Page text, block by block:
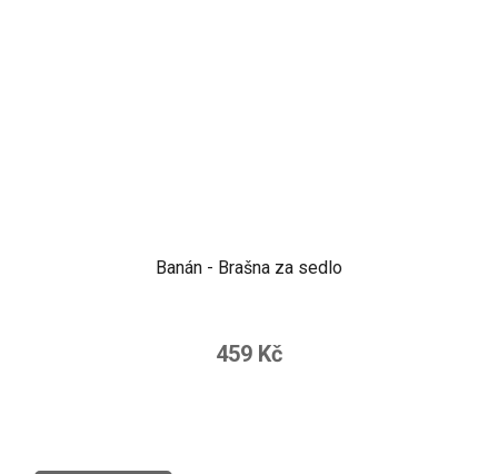
Banán - Brašna za sedlo
459 Kč